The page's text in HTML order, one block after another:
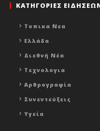
ΚΑΤΗΓΟΡΙΕΣ
Τοπικα Νεα
Ελλάδα
Διεθνή Νέα
Τεχνολογια
Αρθρογραφία
Συνεντεύξεις
Υγεία